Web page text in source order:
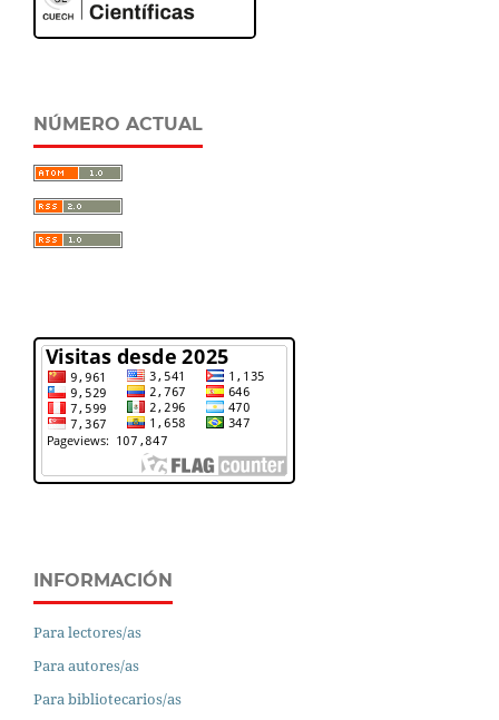
NÚMERO ACTUAL
INFORMACIÓN
Para lectores/as
Para autores/as
Para bibliotecarios/as